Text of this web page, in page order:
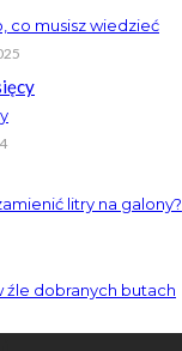
co musisz wiedzieć
litry na galony?
źle dobranych butach